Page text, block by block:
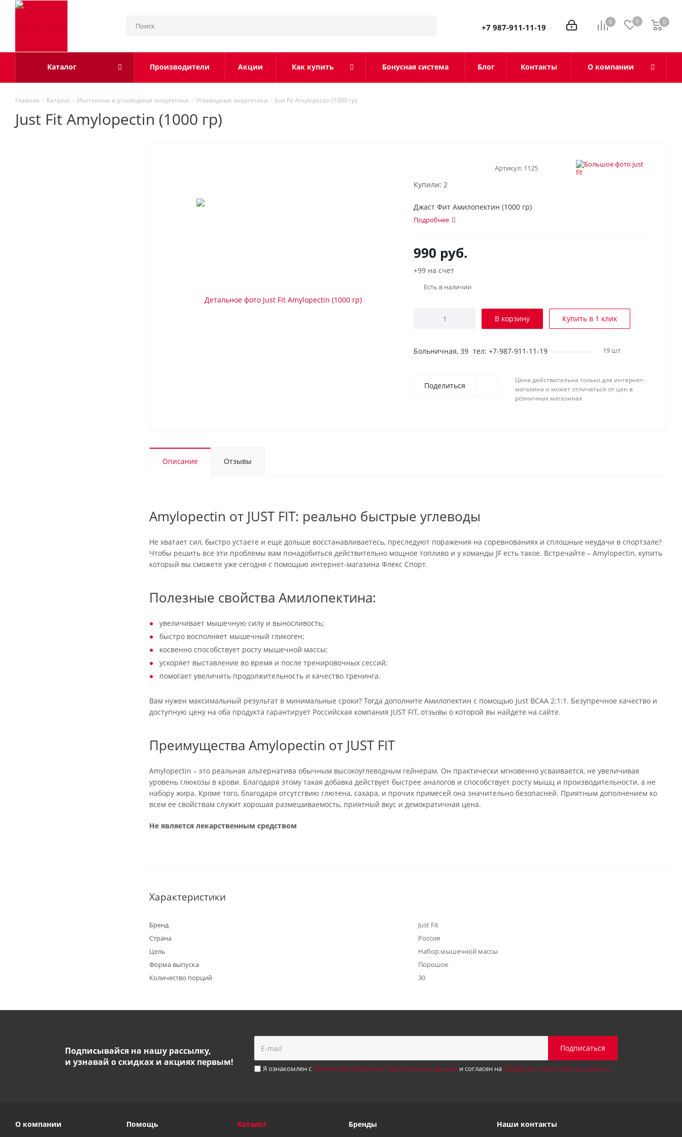
0 0 0
0
+7 987-911-11-19
Каталог Производители Акции Как купить Бонусная система Блог Контакты О компании
Главная - Каталог - Изотоники и углеводные энергетики - Углеводные энергетики - Just Fit Amylopectin (1000 гр)
Just Fit Amylopectin (1000 гр)
Артикул: 1125
Купили: 2
Джаст Фит Амилопектин (1000 гр)
Подробнее
990 руб.
+99 на счет
Есть в наличии
В корзину Купить в 1 клик
Больничная, 39 тел: +7-987-911-11-19 19 шт
Поделиться
Цена действительна только для интернет-
магазина и может отличаться от цен в
розничных магазинах
Описание Отзывы
Amylopectin от JUST FIT: реально быстрые углеводы
Не хватает сил, быстро устаете и еще дольше восстанавливаетесь, преследуют поражения на соревнованиях и сплошные неудачи в спортзале?
Чтобы решить все эти проблемы вам понадобиться действительно мощное топливо и у команды JF есть такое. Встречайте – Amylopectin, купить
который вы сможете уже сегодня с помощью интернет-магазина Флекс Спорт.
Полезные свойства Амилопектина:
увеличивает мышечную силу и выносливость;
быстро восполняет мышечный гликоген;
косвенно способствует росту мышечной массы;
ускоряет выставление во время и после тренировочных сессий;
помогает увеличить продолжительность и качество тренинга.
Вам нужен максимальный результат в минимальные сроки? Тогда дополните Амилопектин с помощью Just BCAA 2:1:1. Безупречное качество и
доступную цену на оба продукта гарантирует Российская компания JUST FIT, отзывы о которой вы найдете на сайте.
Преимущества Amylopectin от JUST FIT
Amylopectin – это реальная альтернатива обычным высокоуглеводным гейнерам. Он практически мгновенно усваивается, не увеличивая
уровень глюкозы в крови. Благодаря этому такая добавка действует быстрее аналогов и способствует росту мышц и производительности, а не
набору жира. Кроме того, благодаря отсутствию глютена, сахара, и прочих примесей она значительно безопасней. Приятным дополнением ко
всем ее свойствам служит хорошая размешиваемость, приятный вкус и демократичная цена.
Не является лекарственным средством
Характеристики
Бренд
Just Fit
Страна
Россия
Цель
Набор мышечной массы
Форма выпуска
Порошок
Количество порций
30
Подписывайся на нашу рассылку,
и узнавай о скидках и акциях первым!
Я ознакомлен с Политикой обработки персональных данныхи согласен наобработку персональных данных
О компании Помощь Каталог Бренды Наши контакты